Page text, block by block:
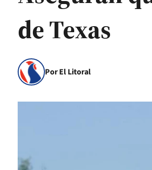
de Texas
Por El Litoral